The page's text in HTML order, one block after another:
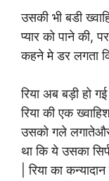
उसकी भी बडी
प्यार को पाने की,
कहने मे डर लगता
रिया अब बड़ी हो
रिया की एक
उसको गले लगातेऔर
था कि ये उसका
| रिया का